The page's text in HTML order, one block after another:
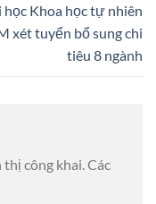
Khoa học tự nhiên
xét tuyển bổ sung chi
tiêu 8 ngành
thị công khai.Các